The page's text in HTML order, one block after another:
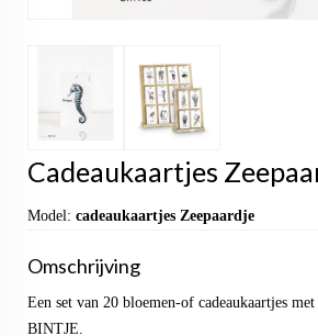
Cadeaukaartjes
Model: cadeaukaartjes Zeepaardje
Omschrijving
Een set van 20 bloemen-of cadeaukaartjes
BINTJE.